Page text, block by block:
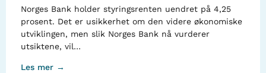
Norges Bank holder styringsrenten uendret på 4,25
prosent. Det er usikkerhet om den videre økonomiske
utviklingen, men slik Norges Bank nå vurderer
utsiktene, vil…
Les mer →